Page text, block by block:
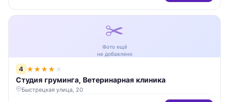
✂️
Фото ещё
не добавлено
4 ★★★★ ★
Студия груминга, Ветеринарная клиника
Быстрецкая улица, 20